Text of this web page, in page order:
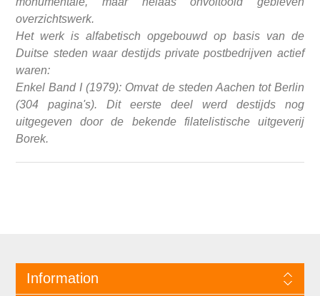
overzichtswerk.
Het werk is alfabetisch opgebouwd op basis van de
Duitse steden waar destijds private postbedrijven actief
waren:
Enkel Band I (1979): Omvat de steden Aachen tot Berlin
(304 pagina's). Dit eerste deel werd destijds nog
uitgegeven door de bekende filatelistische uitgeverij
Borek.
Information